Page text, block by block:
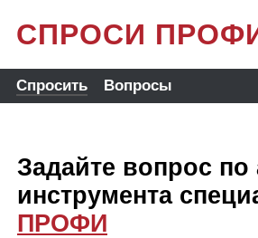
СПРОСИ
Спросить Вопросы
Задайте вопрос по
инструмента
ПРОФИ